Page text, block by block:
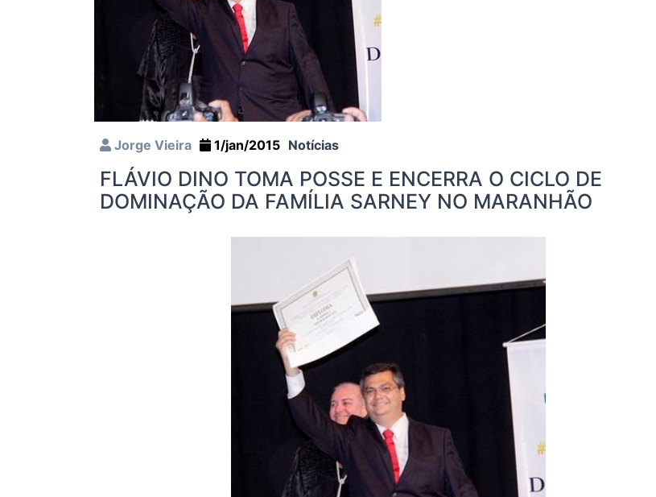
Jorge Vieira 1/jan/2015 Notícias
FLÁVIO DINO TOMA POSSE E ENCERRA O CICLO DE
DOMINAÇÃO DA FAMÍLIA SARNEY NO MARANHÃO